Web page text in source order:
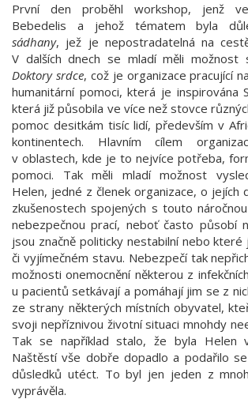
První den proběhl workshop, jenž
Bebedelis a jehož tématem byla
sádhany, jež je nepostradatelná na
V dalších dnech se mladí měli možnost
Doktory srdce, což je organizace pracující
humanitární pomoci, která je inspirována
která již působila ve více než stovce
pomoc desitkám tisíc lidí, především v
kontinentech. Hlavním cílem
v oblastech, kde je to nejvíce potřeba,
pomoci. Tak měli mladí možnost
Helen, jedné z členek organizace, o jejích
zkušenostech spojených s touto
nebezpečnou prací, neboť často působí
jsou značně politicky nestabilní nebo které
či vyjímečném stavu. Nebezpečí tak
možnosti onemocnění některou z
u pacientů setkávají a pomáhají jim se z
ze strany některých místních obyvatel,
svoji nepříznivou životní situaci mnohdy
Tak se například stalo, že byla Helen
Naštěstí vše dobře dopadlo a podařilo
důsledků utéct. To byl jen jeden z
vyprávěla.